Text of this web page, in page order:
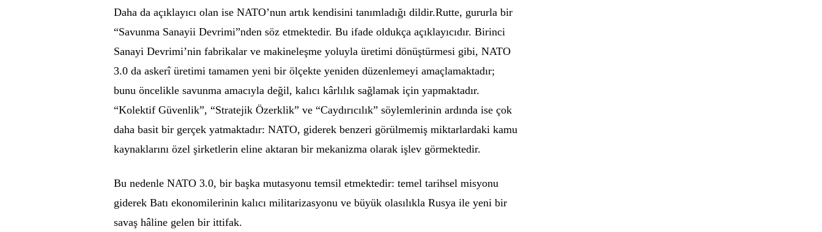
Daha da açıklayıcı olan ise NATO’nun artık kendisini tanımladığı dildir.Rutte, gururla bir
“Savunma Sanayii Devrimi”nden söz etmektedir. Bu ifade oldukça açıklayıcıdır. Birinci
Sanayi Devrimi’nin fabrikalar ve makineleşme yoluyla üretimi dönüştürmesi gibi, NATO
3.0 da askerî üretimi tamamen yeni bir ölçekte yeniden düzenlemeyi amaçlamaktadır;
bunu öncelikle savunma amacıyla değil, kalıcı kârlılık sağlamak için yapmaktadır.
“Kolektif Güvenlik”, “Stratejik Özerklik” ve “Caydırıcılık” söylemlerinin ardında ise çok
daha basit bir gerçek yatmaktadır: NATO, giderek benzeri görülmemiş miktarlardaki kamu
kaynaklarını özel şirketlerin eline aktaran bir mekanizma olarak işlev görmektedir.
Bu nedenle NATO 3.0, bir başka mutasyonu temsil etmektedir: temel tarihsel misyonu
giderek Batı ekonomilerinin kalıcı militarizasyonu ve büyük olasılıkla Rusya ile yeni bir
savaş hâline gelen bir ittifak.